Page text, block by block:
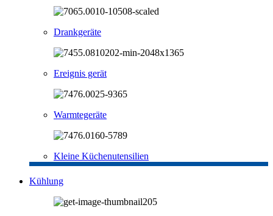
Drankgeräte
Ereignis gerät
Warmtegeräte
Kleine Küchenutensilien
Kühlung